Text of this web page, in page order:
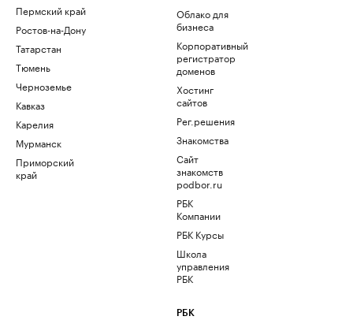
Пермский край
Ростов-на-Дону
Татарстан
Тюмень
Черноземье
Кавказ
Карелия
Мурманск
Приморский
край
Облако для
бизнеса
Корпоративный
регистратор
доменов
Хостинг
сайтов
Рег.решения
Знакомства
Сайт
знакомств
podbor.ru
РБК
Компании
РБК Курсы
Школа
управления
РБК
РБК